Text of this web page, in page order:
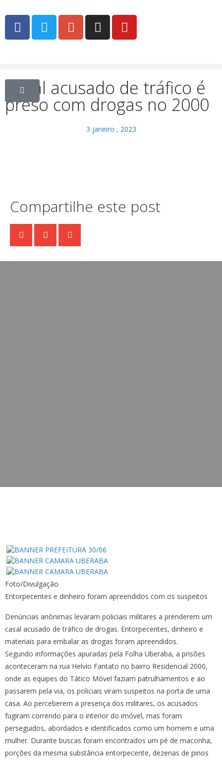
Casal acusado de tráfico é
preso com drogas no 2000
3 janeiro , 2023
Compartilhe este post
Foto/Divulgação
Entorpecentes e dinheiro foram apreendidos com os suspeitos
Denúncias anônimas levaram policiais militares a prenderem um
casal acusado de tráfico de drogas. Entorpecentes, dinheiro e
materiais para embalar as drogas foram apreendidos.
Segundo informações apuradas pela Folha Uberaba, a prisões
aconteceram na rua Helvio Fantato no bairro Residencial 2000,
onde as equipes do Tático Móvel faziam patrulhamentos e ao
passarem pela via, os policiais viram suspeitos na porta de uma
casa. Ao perceberem a presença dos militares, os acusados
fugiram correndo para o interior do imóvel, mas foram
perseguidos, abordados e identificados como um homem e uma
mulher. Durante buscas foram encontrados um pé de maconha,
porções da mesma substância entorpecente, dezenas de pinos